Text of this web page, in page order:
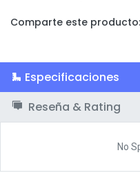
Comparte este producto:
Especificaciones
Reseña & Rating
No